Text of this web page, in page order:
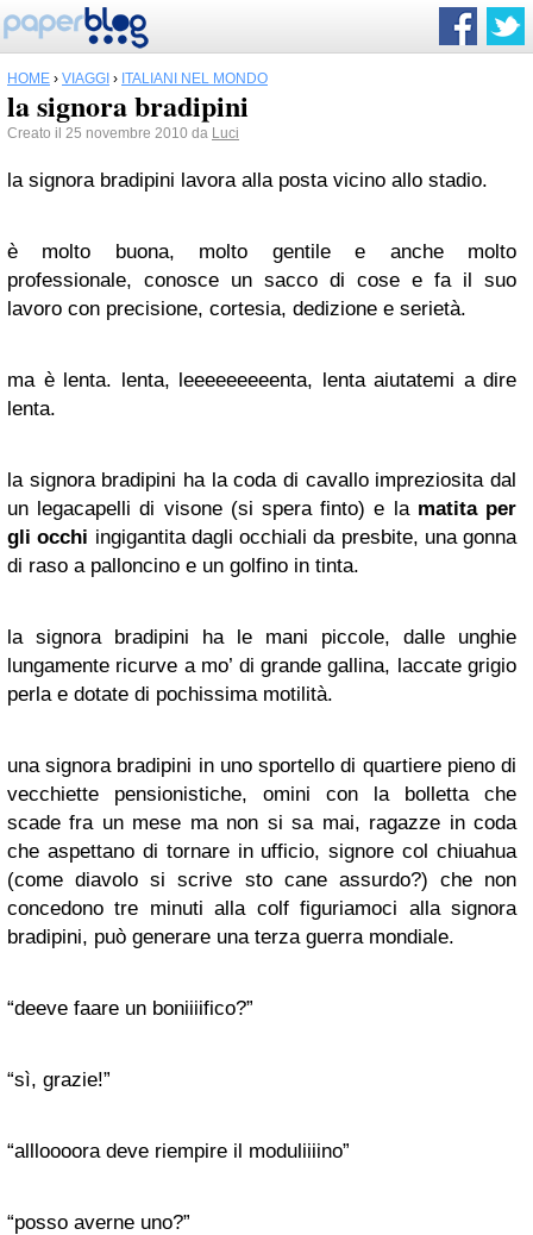
HOME › VIAGGI › ITALIANI NEL MONDO
la signora bradipini
Creato il 25 novembre 2010 da Luci
la signora bradipini lavora alla posta vicino allo stadio.
è molto buona, molto gentile e anche molto
professionale, conosce un sacco di cose e fa il suo
lavoro con precisione, cortesia, dedizione e serietà.
ma è lenta. lenta, leeeeeeeeenta, lenta aiutatemi a dire
lenta.
la signora bradipini ha la coda di cavallo impreziosita dal
un legacapelli di visone (si spera finto) e la matita per
gli occhi ingigantita dagli occhiali da presbite, una gonna
di raso a palloncino e un golfino in tinta.
la signora bradipini ha le mani piccole, dalle unghie
lungamente ricurve a mo’ di grande gallina, laccate grigio
perla e dotate di pochissima motilità.
una signora bradipini in uno sportello di quartiere pieno di
vecchiette pensionistiche, omini con la bolletta che
scade fra un mese ma non si sa mai, ragazze in coda
che aspettano di tornare in ufficio, signore col chiuahua
(come diavolo si scrive sto cane assurdo?) che non
concedono tre minuti alla colf figuriamoci alla signora
bradipini, può generare una terza guerra mondiale.
“deeve faare un boniiiifico?”
“sì, grazie!”
“allloooora deve riempire il moduliiiino”
“posso averne uno?”